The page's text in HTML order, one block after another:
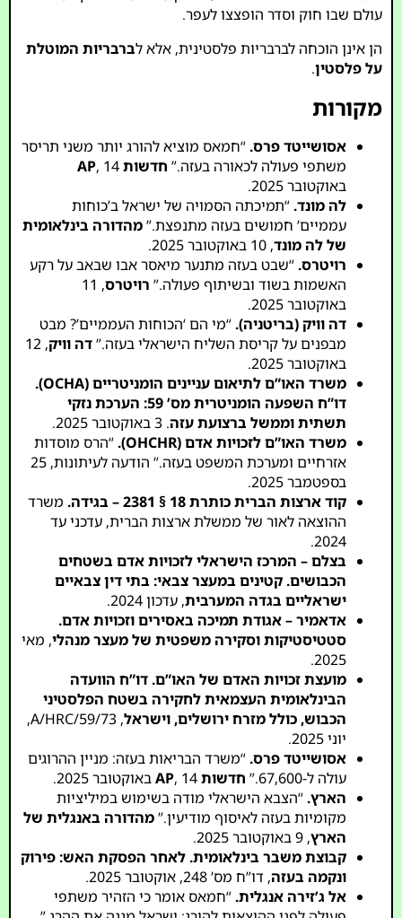
עולם שבו חוק וסדר הופצצו לעפר.
הן אינן הוכחה לברבריות פלסטינית, אלא לברבריות המוטלת
על פלסטין.
מקורות
אסושייטד פרס. “חמאס מוציא להורג יותר משני תריסר
משתפי פעולה לכאורה בעזה.” חדשות AP, 14
באוקטובר 2025.
לה מונד. “תמיכתה הסמויה של ישראל ב’כוחות
עממיים’ חמושים בעזה מתנפצת.”מהדורה בינלאומית
של לה מונד, 10 באוקטובר 2025.
רויטרס. “שבט בעזה מתנער מיאסר אבו שבאב על רקע
האשמות בשוד ובשיתוף פעולה.” רויטרס , 11
באוקטובר 2025.
דה וויק (בריטניה). “מי הם ‘הכוחות העממיים’? מבט
מבפנים על קריסת השליח הישראלי בעזה.”דה וויק , 12
באוקטובר 2025.
משרד האו”ם לתיאום עניינים הומניטריים (OCHA).
דו”ח השפעה הומניטרית מס’ 59: הערכת נזקי
תשתית וממשל ברצועת עזה. 3 באוקטובר 2025.
משרד האו”ם לזכויות אדם (OHCHR).
“הרס מוסדות
אזרחיים ומערכת המשפט בעזה.” הודעה לעיתונות, 25
בספטמבר 2025.
קוד ארצות הברית כותרת 18 § 2381 – בגידה.
משרד
ההוצאה לאור של ממשלת ארצות הברית, עדכני עד
2024.
בצלם – המרכז הישראלי לזכויות אדם בשטחים
הכבושים. קטינים במעצר צבאי: בתי דין צבאיים
ישראליים בגדה המערבית, עדכון 2024.
אדאמיר – אגודת תמיכה באסירים וזכויות אדם.
סטטיסטיקות וסקירה משפטית של מעצר מנהלי, מאי
2025.
מועצת זכויות האדם של האו”ם. דו”ח הוועדה
הבינלאומית העצמאית לחקירה בשטח הפלסטיני
הכבוש, כולל מזרח ירושלים, וישראל
, A/HRC/59/73,
יוני 2025.
אסושייטד פרס. “משרד הבריאות בעזה: מניין ההרוגים
עולה ל-67,600.”
חדשות AP, 14 באוקטובר 2025.
הארץ. “הצבא הישראלי מודה בשימוש במיליציות
מקומיות בעזה לאיסוף מודיעין.”מהדורה באנגלית של
הארץ, 9 באוקטובר 2025.
קבוצת משבר בינלאומית. לאחר הפסקת האש: פירוק
ונקמה בעזה, דו”ח מס’ 248, אוקטובר 2025.
אל ג’זירה אנגלית. “חמאס אומר כי הזהיר משתפי